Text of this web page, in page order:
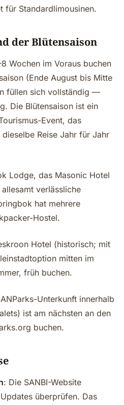
für Standardlimousinen.
der Blütensaison
Wochen im Voraus buchen
(Ende August bis Mitte
füllen sich vollständig —
Die Blütensaison ist ein
Event, das
Reise Jahr für Jahr
Lodge, das Masonic Hotel
verlässliche
hat mehrere
Hostel.
Hotel (historisch; mit
mitten im
früh buchen.
Unterkunft innerhalb
ist am nächsten an den
buchen.
: Die SANBI-Website
überprüfen. Das